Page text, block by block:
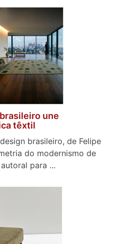
une
têxtil
brasileiro, de Felipe
do modernismo de
para ...